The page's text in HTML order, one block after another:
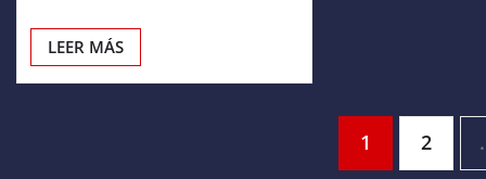
LEER MÁS
1 2